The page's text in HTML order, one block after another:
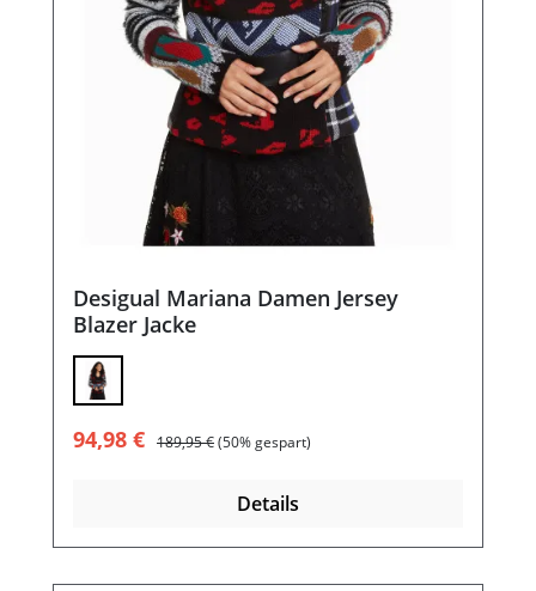
Desigual Mariana Damen Jersey
Blazer Jacke
Verkaufspreis:
94,98 € Regulärer Preis:
189,95 €(50% gespart)
Details